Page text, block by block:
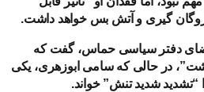
گیری و آتش بس خواهد داشت.
دفتر سیاسی حماس، گفت که
در حالی که سامی ابوزهری، یکی
شدید تنش” خواند.